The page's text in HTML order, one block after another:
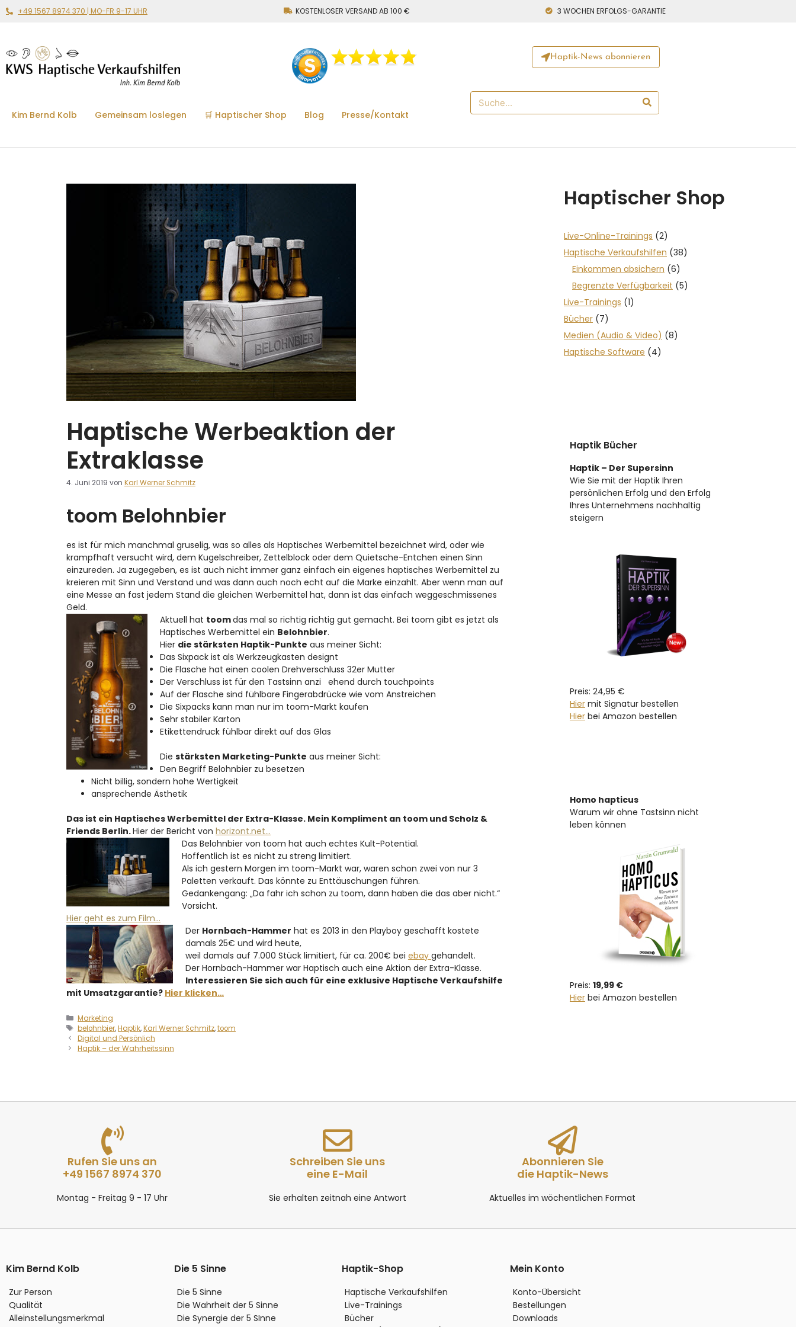
+49 1567 8974 370 | MO-FR 9-17 UHR KOSTENLOSER VERSAND AB 100 € 3 WOCHEN ERFOLGS-GARANTIE
Haptik-News abonnieren
Kim Bernd Kolb Gemeinsam loslegen 🛒 Haptischer Shop Blog Presse/Kontakt
Haptische Werbeaktion der
Extraklasse
4. Juni 2019 von Karl Werner Schmitz
toom Belohnbier
es ist für mich manchmal gruselig, was so alles als Haptisches Werbemittel bezeichnet wird, oder wie
krampfhaft versucht wird, dem Kugelschreiber, Zettelblock oder dem Quietsche-Entchen einen Sinn
einzureden. Ja zugegeben, es ist auch nicht immer ganz einfach ein eigenes haptisches Werbemittel zu
kreieren mit Sinn und Verstand und was dann auch noch echt auf die Marke einzahlt. Aber wenn man auf
eine Messe an fast jedem Stand die gleichen Werbemittel hat, dann ist das einfach weggeschmissenes
Geld.
Aktuell hat toomdas mal so richtig richtig gut gemacht. Bei toom gibt es jetzt als
Haptisches Werbemittel ein Belohnbier.
Hier die stärksten Haptik-Punkte aus meiner Sicht:
Das Sixpack ist als Werkzeugkasten designt
Die Flasche hat einen coolen Drehverschluss 32er Mutter
Der Verschluss ist für den Tastsinn anzi ehend durch touchpoints
Auf der Flasche sind fühlbare Fingerabdrücke wie vom Anstreichen
Die Sixpacks kann man nur im toom-Markt kaufen
Sehr stabiler Karton
Etikettendruck fühlbar direkt auf das Glas
Die stärksten Marketing-Punkte aus meiner Sicht:
Den Begriff Belohnbier zu besetzen
Nicht billig, sondern hohe Wertigkeit
ansprechende Ästhetik
Das ist ein Haptisches Werbemittel der Extra-Klasse. Mein Kompliment an toom und Scholz &
Friends Berlin.Hier der Bericht von horizont.net…
Das Belohnbier von toom hat auch echtes Kult-Potential.
Hoffentlich ist es nicht zu streng limitiert.
Als ich gestern Morgen im toom-Markt war, waren schon zwei von nur 3
Paletten verkauft. Das könnte zu Enttäuschungen führen.
Gedankengang: „Da fahr ich schon zu toom, dann haben die das aber nicht.“
Vorsicht.
Hier geht es zum Film…
Der Hornbach-Hammer hat es 2013 in den Playboy geschafft kostete
damals 25€ und wird heute,
weil damals auf 7.000 Stück limitiert, für ca. 200€ bei ebay gehandelt.
Der Hornbach-Hammer war Haptisch auch eine Aktion der Extra-Klasse.
Interessieren Sie sich auch für eine exklusive Haptische Verkaufshilfe
mit Umsatzgarantie? Hier klicken…
Marketing
belohnbier,Haptik,Karl Werner Schmitz,toom
Digital und Persönlich
Haptik – der Wahrheitssinn
Haptischer Shop
Live-Online-Trainings (2)
Haptische Verkaufshilfen (38)
Einkommen absichern (6)
Begrenzte Verfügbarkeit (5)
Live-Trainings (1)
Bücher (7)
Medien (Audio & Video) (8)
Haptische Software (4)
Haptik Bücher
Haptik – Der Supersinn
Wie Sie mit der Haptik Ihren
persönlichen Erfolg und den Erfolg
Ihres Unternehmens nachhaltig
steigern
Preis: 24,95 €
Hier mit Signatur bestellen
Hier bei Amazon bestellen
Homo hapticus
Warum wir ohne Tastsinn nicht
leben können
Preis: 19,99 €
Hier bei Amazon bestellen
Rufen Sie uns an
+49 1567 8974 370
Montag - Freitag 9 - 17 Uhr
Schreiben Sie uns
eine E-Mail
Sie erhalten zeitnah eine Antwort
Abonnieren Sie
die Haptik-News
Aktuelles im wöchentlichen Format
Kim Bernd Kolb
Zur Person
Qualität
Alleinstellungsmerkmal
Die 5 Sinne
Die 5 Sinne
Die Wahrheit der 5 Sinne
Die Synergie der 5 SInne
Haptik-Shop
Haptische Verkaufshilfen
Live-Trainings
Bücher
Mein Konto
Konto-Übersicht
Bestellungen
Downloads